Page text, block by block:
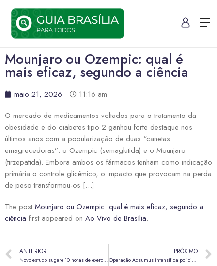
Mounjaro ou Ozempic: qual é
mais eficaz, segundo a ciência
maio 21, 2026
11:16 am
O mercado de medicamentos voltados para o tratamento da
obesidade e do diabetes tipo 2 ganhou forte destaque nos
últimos anos com a popularização de duas “canetas
emagrecedoras”: o Ozempic (semaglutida) e o Mounjaro
(tirzepatida). Embora ambos os fármacos tenham como indicação
primária o controle glicêmico, o impacto que provocam na perda
de peso transformou-os […]
The post Mounjaro ou Ozempic: qual é mais eficaz, segundo a
ciência first appeared on Ao Vivo de Brasília.
ANTERIOR
Novo estudo sugere 10 horas de exercício semanal para proteger o coração
PRÓXIMO
Operação Adsumus intensifica policiamento em Samambaia para combater a criminalidade